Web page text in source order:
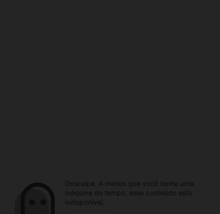
Desculpe. A menos que você tenha uma
máquina do tempo, esse conteúdo está
indisponível.